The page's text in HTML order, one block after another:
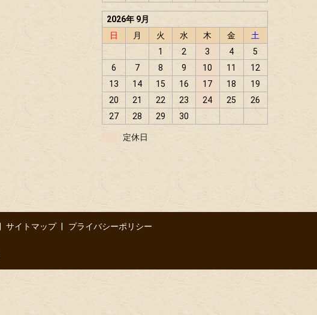
2026年 9月
日
月 火 水 木 金
土
1
2 3 4
5
6
7 8 9 10 11
12
13
14 15 16 17 18
19
20
21 22 23 24 25
26
27
28 29 30
定休日
サイトマップ プライバシーポリシー